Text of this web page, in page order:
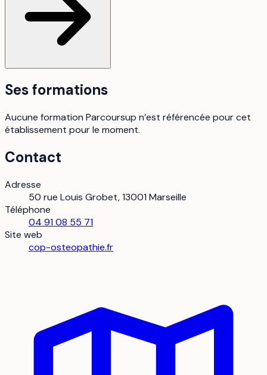
Ses formations
Aucune formation Parcoursup n’est référencée pour cet
établissement pour le moment.
Contact
Adresse
50 rue Louis Grobet, 13001 Marseille
Téléphone
04 91 08 55 71
Site web
cop-osteopathie.fr